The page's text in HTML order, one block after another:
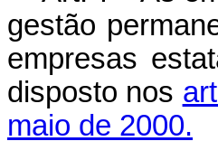
gestão
empresas
disposto nos
maio de 2000.